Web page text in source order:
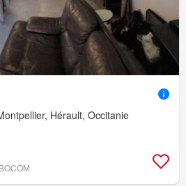
Hérault, Occitanie